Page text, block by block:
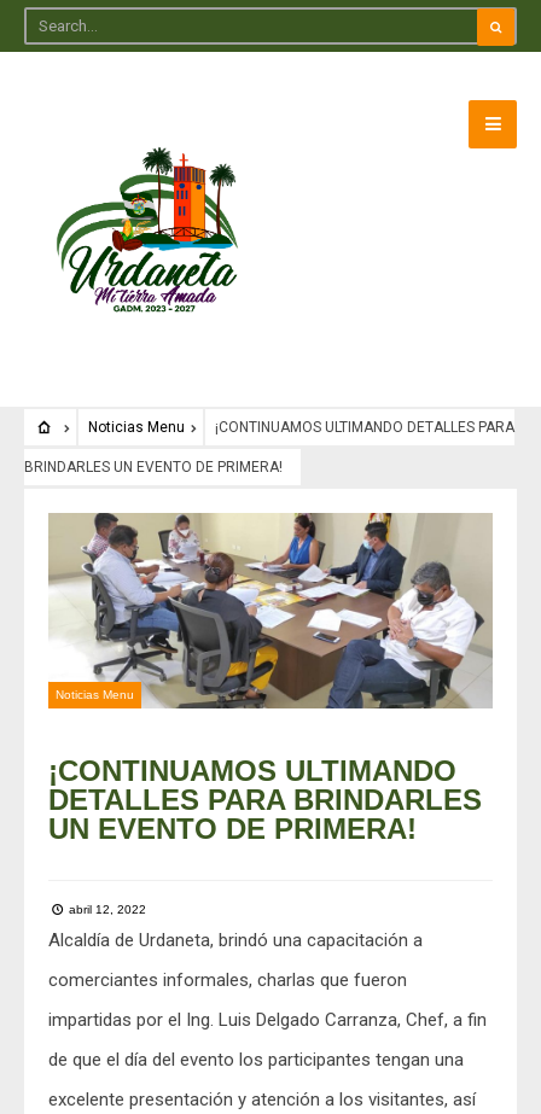
Noticias Menu ¡CONTINUAMOS ULTIMANDO DETALLES PARA
BRINDARLES UN EVENTO DE PRIMERA!
Noticias Menu
¡CONTINUAMOS ULTIMANDO
DETALLES PARA BRINDARLES
UN EVENTO DE PRIMERA!
abril 12, 2022
Alcaldía de Urdaneta, brindó una capacitación a
comerciantes informales, charlas que fueron
impartidas por el Ing. Luis Delgado Carranza, Chef, a fin
de que el día del evento los participantes tengan una
excelente presentación y atención a los visitantes, así